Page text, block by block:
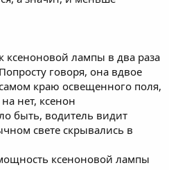
ксеноновой лампы в два раза
говоря, она вдвое
краю освещенного поля,
нет, ксенон
быть, водитель видит
свете скрывались в
ксеноновой лампы